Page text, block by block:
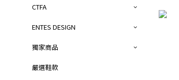
CTFA
ENTES DESIGN
獨家商品
嚴選鞋款